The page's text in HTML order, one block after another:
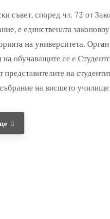
съвет, според чл. 72 от
е единствената
на университета.
на обучаващите се е
представителите на
на висшето училище.